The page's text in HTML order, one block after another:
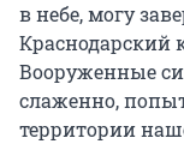
в небе, могу
Краснодарский
Вооруженные
слаженно,
территории